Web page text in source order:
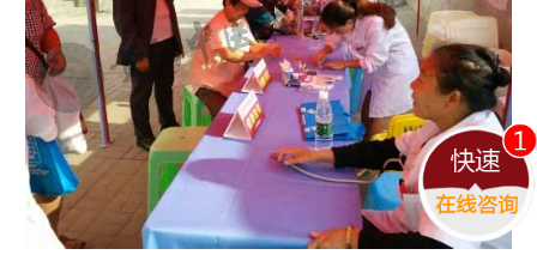
精神科诊疗单位
多学科
联合坐诊
疑难病
诊疗中心
综合系统治
疗技术
免费回电
我们将会立即回电。本次通话会已经经过隐
私处理，该通话对您免费，请放心接听！